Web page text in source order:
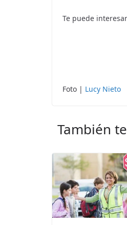
Te puede
Foto | Lucy Nieto
También